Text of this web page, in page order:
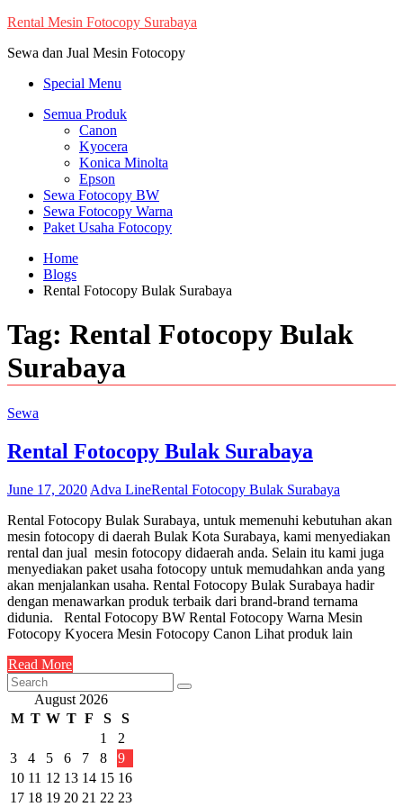
Skip
content
Rental Mesin Fotocopy Surabaya
Sewa dan Jual Mesin Fotocopy
Special Menu
Semua Produk
Canon
Kyocera
Konica Minolta
Epson
Sewa Fotocopy BW
Sewa Fotocopy Warna
Paket Usaha Fotocopy
Home
Blogs
Rental Fotocopy Bulak Surabaya
Tag: Rental Fotocopy Bulak
Surabaya
Sewa
Rental Fotocopy Bulak Surabaya
June 17, 2020 Adva LineRental Fotocopy Bulak Surabaya
Rental Fotocopy Bulak Surabaya, untuk memenuhi kebutuhan akan
mesin fotocopy di daerah Bulak Kota Surabaya, kami menyediakan
rental dan jual mesin fotocopy didaerah anda. Selain itu kami juga
menyediakan paket usaha fotocopy untuk memudahkan anda yang
akan menjalankan usaha. Rental Fotocopy Bulak Surabaya hadir
dengan menawarkan produk terbaik dari brand-brand ternama
didunia. Rental Fotocopy BW Rental Fotocopy Warna Mesin
Fotocopy Kyocera Mesin Fotocopy Canon Lihat produk lain
Read More
August 2026
M T W T F S
S
1
2
3
4 5 6 7 8
9
10 11 12 13 14 15 16
17 18 19 20 21 22 23